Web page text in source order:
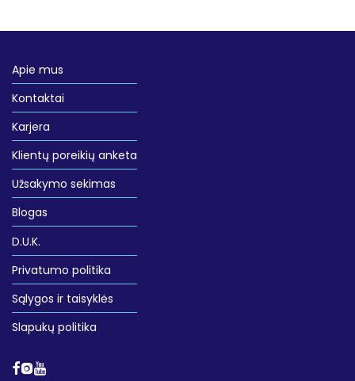
Apie mus
Kontaktai
Karjera
Klientų poreikių anketa
Užsakymo sekimas
Blogas
D.U.K.
Privatumo politika
Sąlygos ir taisyklės
Slapukų politika